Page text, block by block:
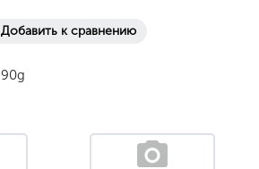
Добавить к сравнению
90g